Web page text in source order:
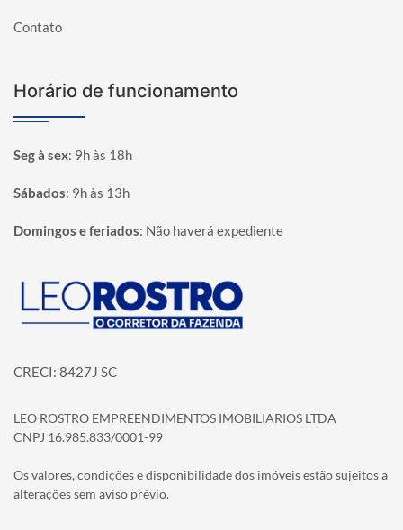
Contato
Horário de funcionamento
Seg à sex: 9h às 18h
Sábados: 9h às 13h
Domingos e feriados: Não haverá expediente
Página inicial
CRECI: 8427J SC
LEO ROSTRO EMPREENDIMENTOS IMOBILIARIOS LTDA
CNPJ 16.985.833/0001-99
Os valores, condições e disponibilidade dos imóveis estão sujeitos a
alterações sem aviso prévio.